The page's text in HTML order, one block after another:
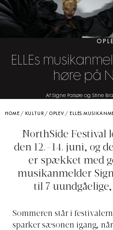
ELLEs
høre på
Af Signe Palsøe og Stine
HOME / KULTUR / OPLEV / ELLES
NorthSide Festival
den 12.-14. juni, og
er spækket med
musikanmelder
til 7
Sommeren står i
sparker sæsonen igang,